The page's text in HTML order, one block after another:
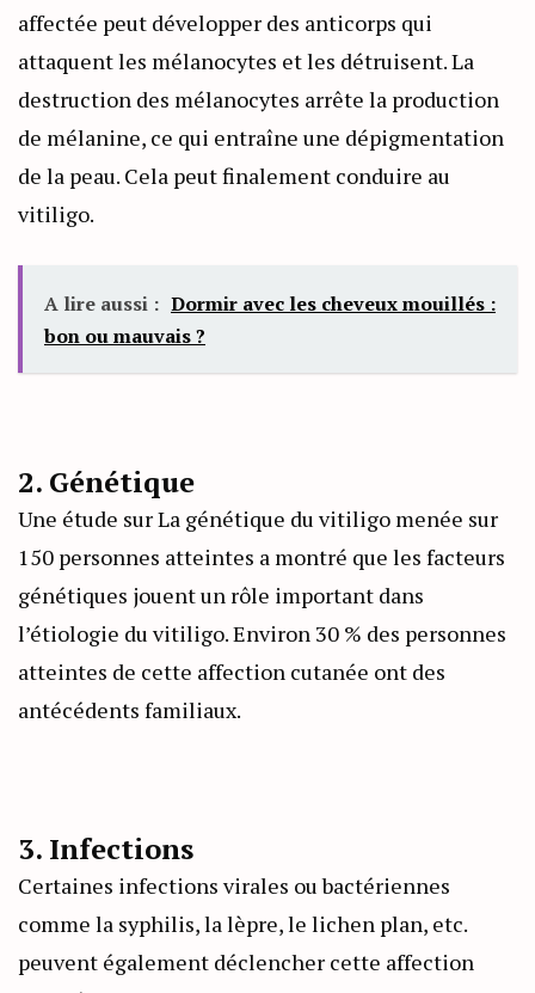
affectée peut développer des anticorps qui
attaquent les mélanocytes et les détruisent. La
destruction des mélanocytes arrête la production
de mélanine, ce qui entraîne une dépigmentation
de la peau. Cela peut finalement conduire au
vitiligo.
A lire aussi : Dormir avec les cheveux mouillés :
bon ou mauvais ?
2. Génétique
Une étude sur La génétique du vitiligo menée sur
150 personnes atteintes a montré que les facteurs
génétiques jouent un rôle important dans
l’étiologie du vitiligo. Environ 30 % des personnes
atteintes de cette affection cutanée ont des
antécédents familiaux.
3. Infections
Certaines infections virales ou bactériennes
comme la syphilis, la lèpre, le lichen plan, etc.
peuvent également déclencher cette affection